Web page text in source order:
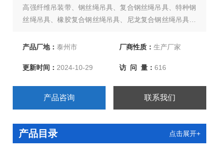
高强纤维吊装带、钢丝绳吊具、复合钢丝绳吊具、特种钢
丝绳吊具、橡胶复合钢丝绳吊具、尼龙复合钢丝绳吊具、
保护柔性吊带、起重链条成套索具、引纸绳、注塑绳、软
产品厂地：泰州市 厂商性质： 生产厂家
更新时间：2024-10-29 访 问 量： 616
产品咨询 联系我们
产品目录 点击展开+